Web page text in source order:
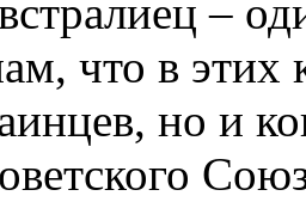
–
что в
но и